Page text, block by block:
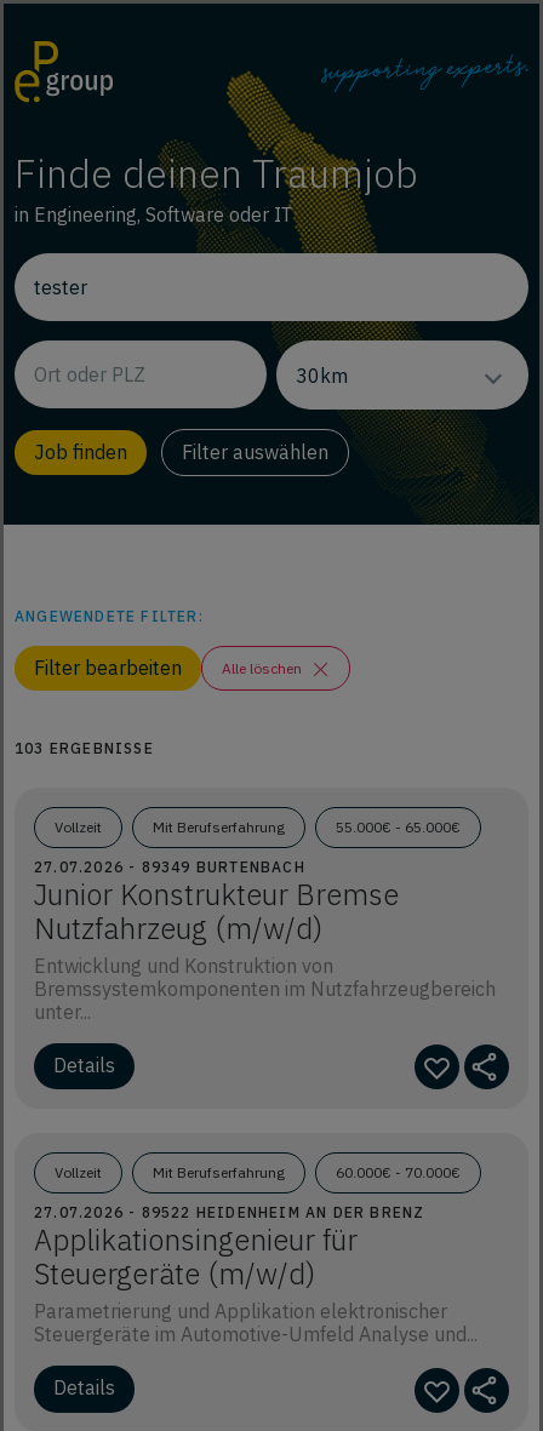
Finde deinen Traumjob
in Engineering, Software oder IT
Filter auswählen
ANGEWENDETE FILTER:
Filter bearbeiten Alle löschen
103 ERGEBNISSE
Vollzeit Mit Berufserfahrung 55.000€ - 65.000€
27.07.2026 - 89349 BURTENBACH
Junior Konstrukteur Bremse
Nutzfahrzeug (m/w/d)
Entwicklung und Konstruktion von
Bremssystemkomponenten im Nutzfahrzeugbereich
unter...
Details
Vollzeit Mit Berufserfahrung 60.000€ - 70.000€
27.07.2026 - 89522 HEIDENHEIM AN DER BRENZ
Applikationsingenieur für
Steuergeräte (m/w/d)
Parametrierung und Applikation elektronischer
Steuergeräte im Automotive-Umfeld Analyse und...
Details